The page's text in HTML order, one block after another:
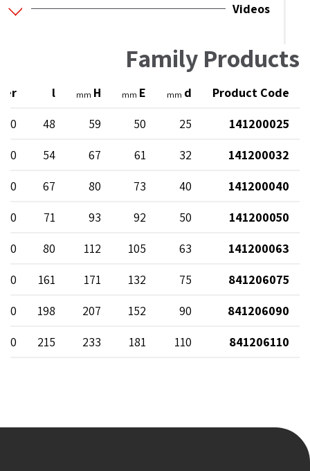
Videos
Family Products
Product Code
d
mm
E
mm
H
mm
l
141200025
25
50
59
48
10
141200032
32
61
67
54
10
141200040
40
73
80
67
10
141200050
50
92
93
71
10
141200063
63
105
112
80
10
841206075
75
132
171
161
10
841206090
90
152
207
198
10
841206110
110
181
233
215
10